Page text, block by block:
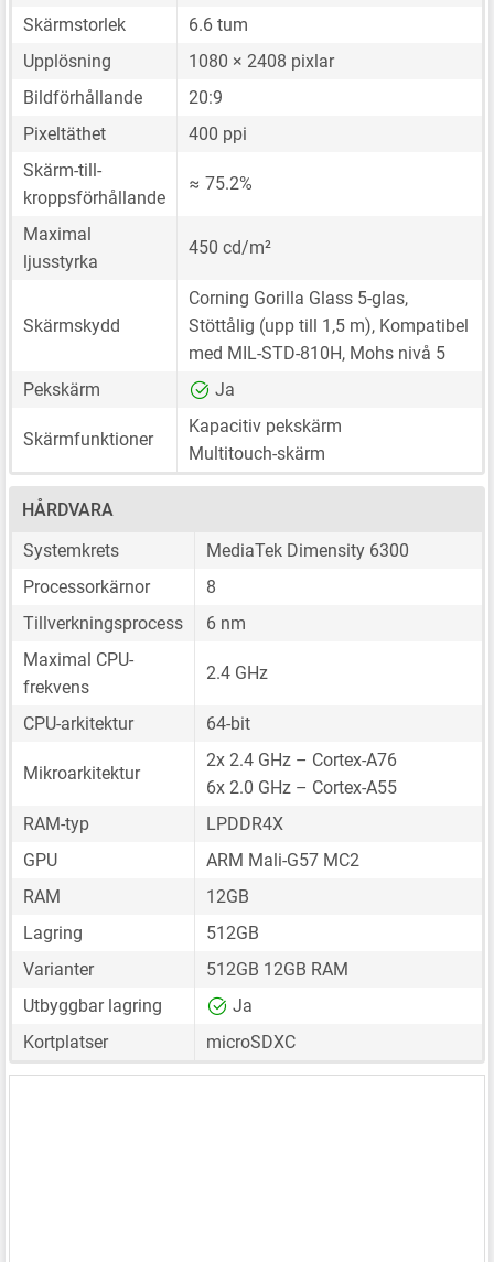
Skärmstorlek
6.6 tum
Upplösning
1080 × 2408 pixlar
Bildförhållande
20:9
Pixeltäthet
400 ppi
Skärm-till-
kroppsförhållande
≈ 75.2%
Maximal
ljusstyrka
450 cd/m²
Skärmskydd
Corning Gorilla Glass 5-glas,
Stöttålig (upp till 1,5 m), Kompatibel
med MIL-STD-810H, Mohs nivå 5
Pekskärm
Ja
Skärmfunktioner
Kapacitiv pekskärm
Multitouch-skärm
HÅRDVARA
Systemkrets
MediaTek Dimensity 6300
Processorkärnor
8
Tillverkningsprocess
6 nm
Maximal CPU-
frekvens
2.4 GHz
CPU-arkitektur 64-bit
Mikroarkitektur
2x 2.4 GHz – Cortex-A76
6x 2.0 GHz – Cortex-A55
RAM-typ
LPDDR4X
GPU
ARM Mali-G57 MC2
RAM
12GB
Lagring
512GB
Varianter
512GB 12GB RAM
Utbyggbar lagring
Ja
Kortplatser
microSDXC